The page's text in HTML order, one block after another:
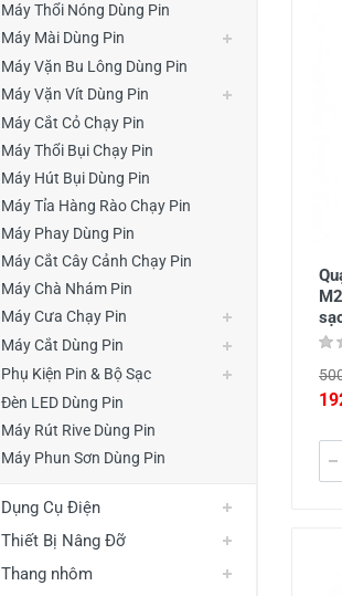
Máy Thổi Nóng Dùng Pin
Máy Mài Dùng Pin
Máy Vặn Bu Lông Dùng Pin
Máy Vặn Vít Dùng Pin
Máy Cắt Cỏ Chạy Pin
Máy Thổi Bụi Chạy Pin
Máy Hút Bụi Dùng Pin
Máy Tỉa Hàng Rào Chạy Pin
Máy Phay Dùng Pin
Máy Cắt Cây Cảnh Chạy Pin
Máy Chà Nhám Pin
Máy Cưa Chạy Pin
Máy Cắt Dùng Pin
Phụ Kiện Pin & Bộ Sạc
Đèn LED Dùng Pin
Máy Rút Rive Dùng Pin
Máy Phun Sơn Dùng Pin
Dụng Cụ Điện
Thiết Bị Nâng Đỡ
Thang nhôm